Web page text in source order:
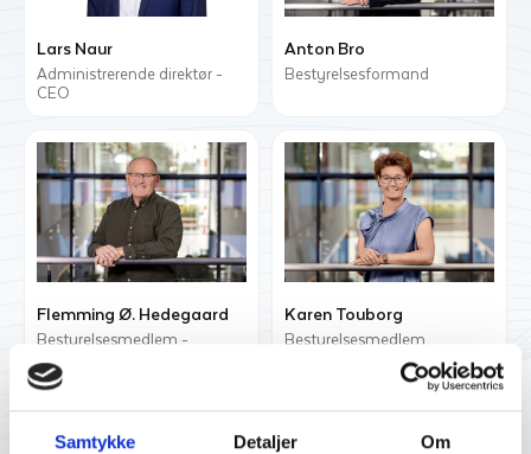
Samtykke Detaljer Om
Lars Naur
Administrerende direktør -
CEO
Anton Bro
Bestyrelsesformand
Flemming Ø. Hedegaard
Bestyrelsesmedlem -
Medarbejderrepræsentant
Karen Touborg
Bestyrelsesmedlem